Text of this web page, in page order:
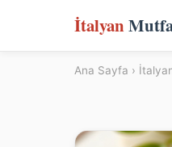
İtalyan
Ana Sayfa ›